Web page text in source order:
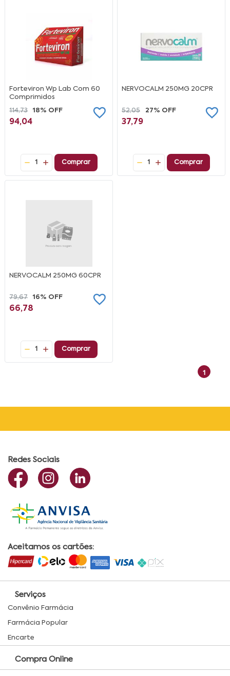
Forteviron Wp Lab Com 60
Comprimidos
114,73
18% OFF
94,04
1 Comprar
NERVOCALM 250MG 20CPR
52,05 27% OFF
37,79
1 Comprar
NERVOCALM 250MG 60CPR
79,67 16% OFF
66,78
1 Comprar
1
Redes Sociais
Aceitamos os cartões:
Serviços
Convênio Farmácia
Farmácia Popular
Encarte
Compra Online